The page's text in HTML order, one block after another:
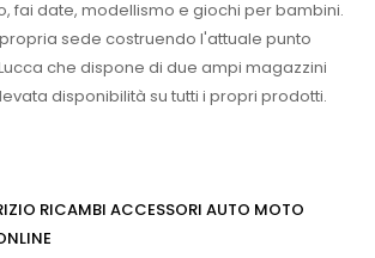
fai date, modellismo e giochi per bambini.
sede costruendo l'attuale punto
che dispone di due ampi magazzini
disponibilità su tutti i propri prodotti.
RICAMBI ACCESSORI AUTO MOTO